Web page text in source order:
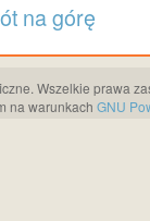
na górę
Wszelkie prawa
na warunkach GNU